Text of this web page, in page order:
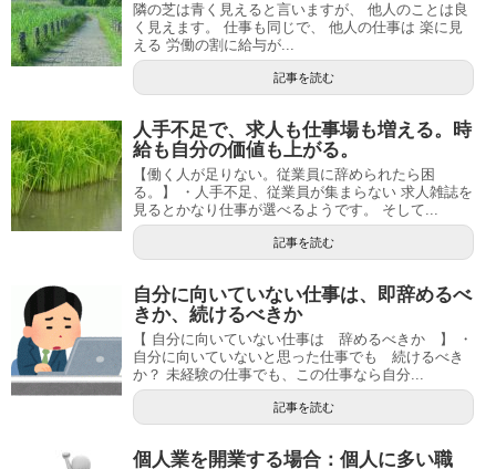
隣の芝は青く見えると言いますが、 他人のことは良
く見えます。 仕事も同じで、 他人の仕事は 楽に見
える 労働の割に給与が...
記事を読む
人手不足で、求人も仕事場も増える。時
給も自分の価値も上がる。
【働く人が足りない。従業員に辞められたら困
る。】 ・人手不足、従業員が集まらない 求人雑誌を
見るとかなり仕事が選べるようです。 そして...
記事を読む
自分に向いていない仕事は、即辞めるべ
きか、続けるべきか
【 自分に向いていない仕事は 辞めるべきか 】 ・
自分に向いていないと思った仕事でも 続けるべき
か？ 未経験の仕事でも、この仕事なら自分...
記事を読む
個人業を開業する場合：個人に多い職